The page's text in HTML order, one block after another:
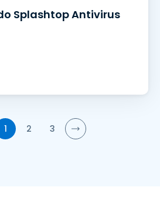
Splashtop Antivirus
1 2 3